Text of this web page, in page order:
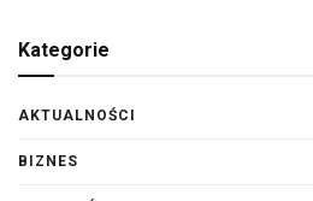
Kategorie
AKTUALNOŚCI
BIZNES